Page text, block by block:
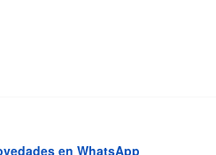
en WhatsApp